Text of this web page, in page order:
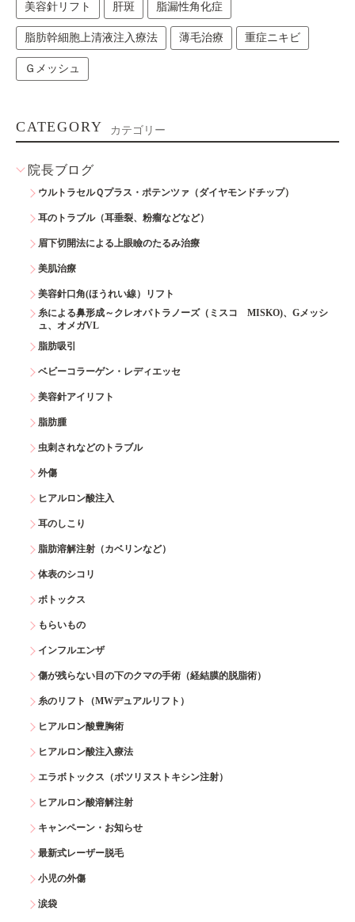
美容針リフト 肝斑 脂漏性角化症
脂肪幹細胞上清液注入療法 薄毛治療 重症ニキビ
Ｇメッシュ
CATEGORY カテゴリー
院長ブログ
ウルトラセルＱプラス・ポテンツァ（ダイヤモンドチップ）
耳のトラブル（耳垂裂、粉瘤などなど）
眉下切開法による上眼瞼のたるみ治療
美肌治療
美容針口角(ほうれい線）リフト
糸による鼻形成～クレオパトラノーズ（ミスコ MISKO)、Gメッシ
ュ、オメガVL
脂肪吸引
ベビーコラーゲン・レディエッセ
美容針アイリフト
脂肪腫
虫刺されなどのトラブル
外傷
ヒアルロン酸注入
耳のしこり
脂肪溶解注射（カベリンなど）
体表のシコリ
ボトックス
もらいもの
インフルエンザ
傷が残らない目の下のクマの手術（経結膜的脱脂術）
糸のリフト（MWデュアルリフト）
ヒアルロン酸豊胸術
ヒアルロン酸注入療法
エラボトックス（ボツリヌストキシン注射）
ヒアルロン酸溶解注射
キャンペーン・お知らせ
最新式レーザー脱毛
小児の外傷
涙袋